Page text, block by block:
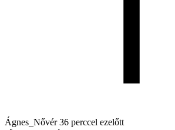
Ágnes_Nővér36 perccel ezelőtt